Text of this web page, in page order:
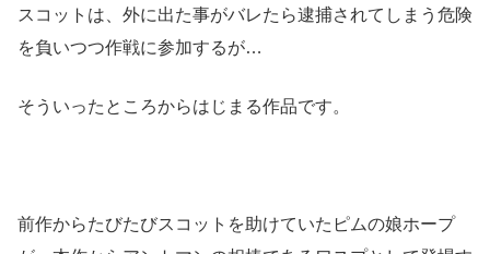
スコットは、外に出た事がバレたら逮捕されてしまう危険
を負いつつ作戦に参加するが…
そういったところからはじまる作品です。
前作からたびたびスコットを助けていたピムの娘ホープ